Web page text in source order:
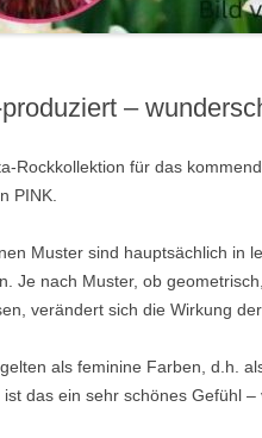
–
Rockkollektion für das
PINK.
Muster sind hauptsächlich in
Je nach Muster, ob
verändert sich die Wirkung
als feminine Farben, d.h.
das ein sehr schönes Gefühl